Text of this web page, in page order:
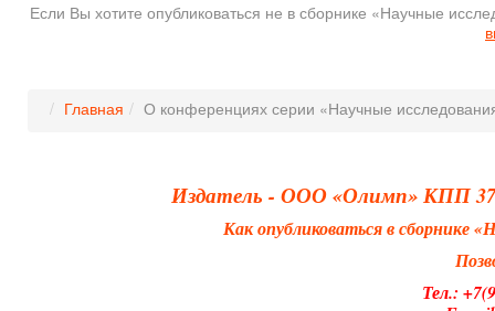
Если Вы хотите опубликоваться не в сборнике «Научные
Главная О конференциях серии «Научные
Издатель - ООО «Олимп» КПП
Как опубликоваться в
Тел.: